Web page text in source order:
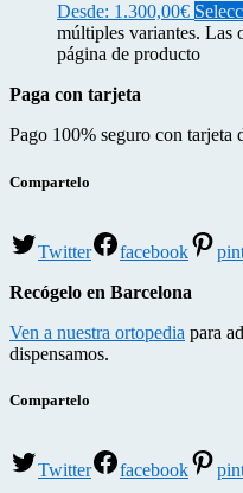
Desde: 1.300,00€
múltiples variantes. Las
página de producto
Paga con tarjeta
Pago 100% seguro con tarjeta
Compartelo
Twitter facebook
Recógelo en Barcelona
Ven a nuestra ortopedia para
dispensamos.
Compartelo
Twitter facebook